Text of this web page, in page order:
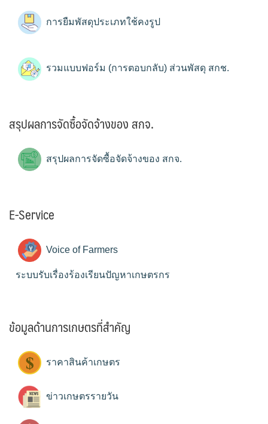
การยืมพัสดุประเภทใช้คงรูป
รวมแบบฟอร์ม (การตอบกลับ) ส่วนพัสดุ สกช.
สรุปผลการจัดซื้อจัดจ้างของ สกจ.
สรุปผลการจัดซื้อจัดจ้างของ สกจ.
E-Service
Voice of Farmers
ระบบรับเรื่องร้องเรียนปัญหาเกษตรกร
ข้อมูลด้านการเกษตรที่สำคัญ
ราคาสินค้าเกษตร
ข่าวเกษตรรายวัน